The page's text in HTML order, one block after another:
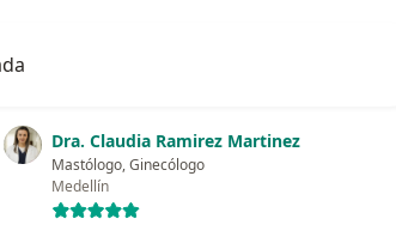
Dra. Claudia Ramirez Martinez
Mastólogo, Ginecólogo
Medellín